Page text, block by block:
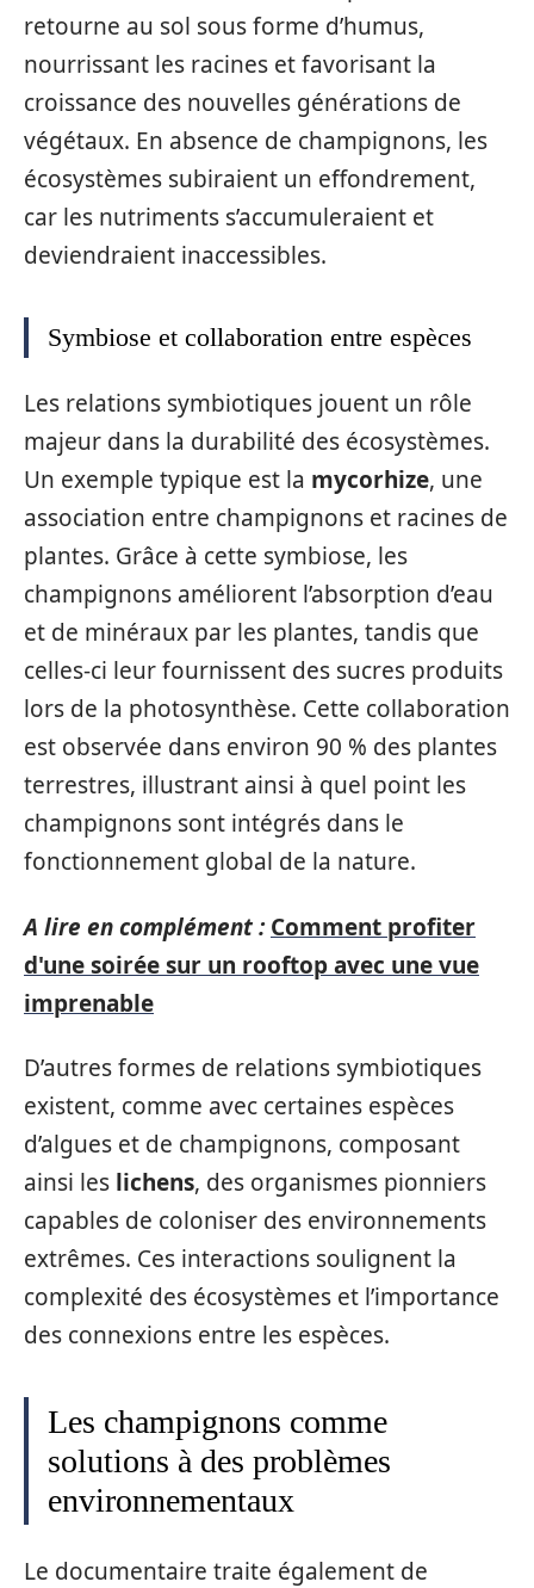
retourne au sol sous forme d’humus,
nourrissant les racines et favorisant la
croissance des nouvelles générations de
végétaux. En absence de champignons, les
écosystèmes subiraient un effondrement,
car les nutriments s’accumuleraient et
deviendraient inaccessibles.
Symbiose et collaboration entre espèces
Les relations symbiotiques jouent un rôle
majeur dans la durabilité des écosystèmes.
Un exemple typique est la mycorhize, une
association entre champignons et racines de
plantes. Grâce à cette symbiose, les
champignons améliorent l’absorption d’eau
et de minéraux par les plantes, tandis que
celles-ci leur fournissent des sucres produits
lors de la photosynthèse. Cette collaboration
est observée dans environ 90 % des plantes
terrestres, illustrant ainsi à quel point les
champignons sont intégrés dans le
fonctionnement global de la nature.
A lire en complément : Comment profiter
d'une soirée sur un rooftop avec une vue
imprenable
D’autres formes de relations symbiotiques
existent, comme avec certaines espèces
d’algues et de champignons, composant
ainsi les lichens, des organismes pionniers
capables de coloniser des environnements
extrêmes. Ces interactions soulignent la
complexité des écosystèmes et l’importance
des connexions entre les espèces.
Les champignons comme
solutions à des problèmes
environnementaux
Le documentaire traite également de